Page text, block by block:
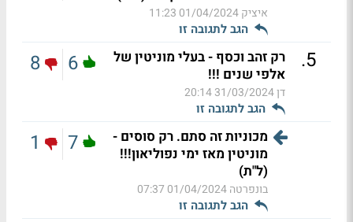
איציק01/04/2024 11:23
הגב לתגובה זו
5
.
רק זהב וכסף - בעלי מוניטין של
אלפי שנים !!!
דן31/03/2024 20:14
הגב לתגובה זו
6
8
מכוניות זה סתם. רק סוסים -
מוניטין מאז ימי נפוליאון!!!
(ל"ת)
בונפרטה01/04/2024 07:37
הגב לתגובה זו
7
1